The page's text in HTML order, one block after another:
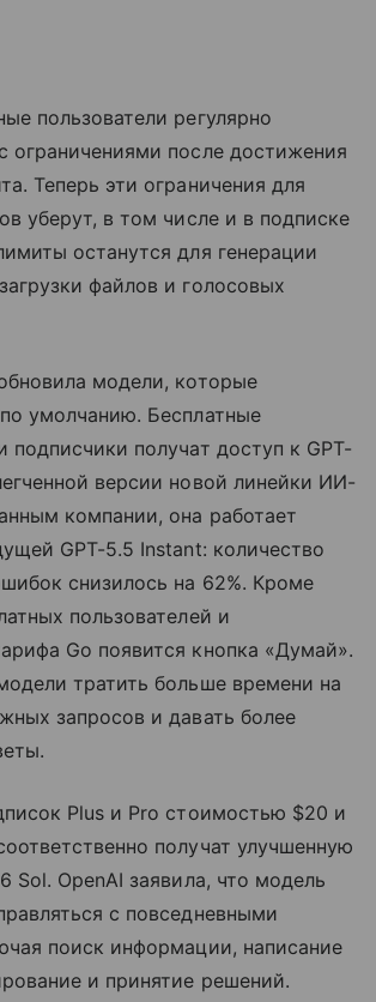
пользователи регулярно
ограничениями после достижения
Теперь эти ограничения для
уберут, в том числе и в подписке
останутся для генерации
файлов и голосовых
модели, которые
умолчанию. Бесплатные
подписчики получат доступ к GPT-
версии новой линейки ИИ-
компании, она работает
GPT-5.5 Instant: количество
снизилось на 62%. Кроме
пользователей и
Go появится кнопка «Думай».
тратить больше времени на
запросов и давать более
Plus и Pro стоимостью $20 и
получат улучшенную
Sol. OpenAI заявила, что модель
с повседневными
поиск информации, написание
и принятие решений.